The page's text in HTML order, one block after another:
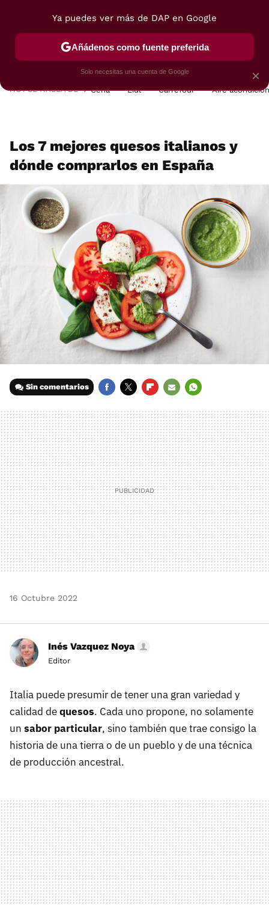
POSTRES VIAJES SELECCIÓN VEGUI
HOY SE HABLA DE Cena Lidl Carrefour Aire
Los 7 mejores quesos italianos y
dónde comprarlos en España
Sin comentarios
MAIL
16 Octubre 2022
Inés Vazquez Noya
Editor
Italia puede presumir de tener una gran variedad y
calidad dequesos. Cada uno propone, no solamente
un sabor particular, sino también que trae consigo la
historia de una tierra o de un pueblo y de una técnica
de producción ancestral.
×
Ya puedes ver más de DAP en Google
Añádenos como fuente preferida
Solo necesitas una cuenta de Google